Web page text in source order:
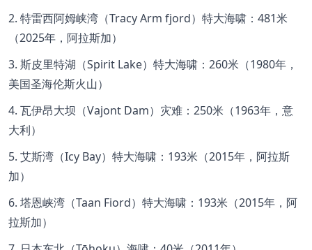
2. 特雷西阿姆峡湾（Tracy Arm fjord）特大海啸： 481米
（2025年，阿拉斯加）
3. 斯皮里特湖（Spirit Lake）特大海啸： 260米（1980年，
美国圣海伦斯火山）
4. 瓦伊昂大坝（Vajont Dam）灾难： 250米（1963年，意
大利）
5. 艾斯湾（Icy Bay）特大海啸： 193米（2015年，阿拉斯
加）
6. 塔恩峡湾（Taan Fiord）特大海啸： 193米（2015年，阿
拉斯加）